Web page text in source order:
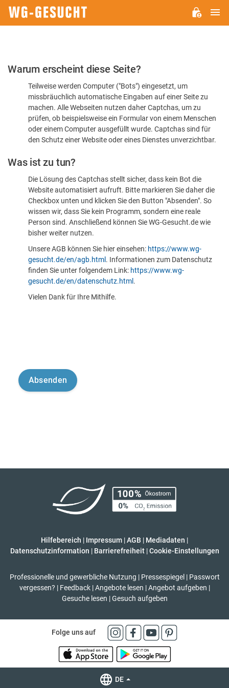
Bitte
dass
sind
Warum erscheint diese Seite?
Teilweise werden Computer ("Bots") eingesetzt, um
missbräuchlich automatische Eingaben auf einer Seite zu
machen. Alle Webseiten nutzen daher Captchas, um zu
prüfen, ob beispielsweise ein Formular von einem Menschen
oder einem Computer ausgefüllt wurde. Captchas sind für
den Schutz einer Website oder eines Dienstes unverzichtbar.
Was ist zu tun?
Die Lösung des Captchas stellt sicher, dass kein Bot die
Website automatisiert aufruft. Bitte markieren Sie daher die
Checkbox unten und klicken Sie den Button "Absenden". So
wissen wir, dass Sie kein Programm, sondern eine reale
Person sind. Anschließend können Sie WG-Gesucht.de wie
bisher weiter nutzen.
Unsere AGB können Sie hier einsehen: https://www.wg-
gesucht.de/en/agb.html . Informationen zum Datenschutz
finden Sie unter folgendem Link: https://www.wg-
gesucht.de/en/datenschutz.html .
Vielen Dank für Ihre Mithilfe.
Hilfebereich | Impressum |AGB | Mediadaten |
Datenschutzinformation | Barrierefreiheit | Cookie-Einstellungen
Professionelle und gewerbliche Nutzung | Pressespiegel | Passwort
vergessen? | Feedback | Angebote lesen | Angebot aufgeben |
Gesuche lesen | Gesuch aufgeben
Folge uns auf
DE